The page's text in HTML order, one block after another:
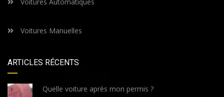
Voitures Manuelles
ARTICLES RÉCENTS
Quelle voiture après mon permis ?